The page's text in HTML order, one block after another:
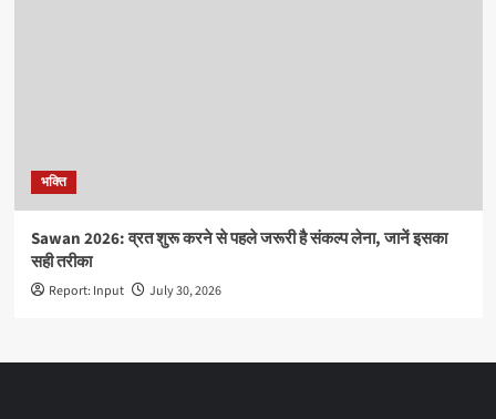
भक्ति
Sawan 2026: व्रत शुरू करने से पहले जरूरी है संकल्प लेना, जानें इसका
सही तरीका
Report: Input July 30, 2026